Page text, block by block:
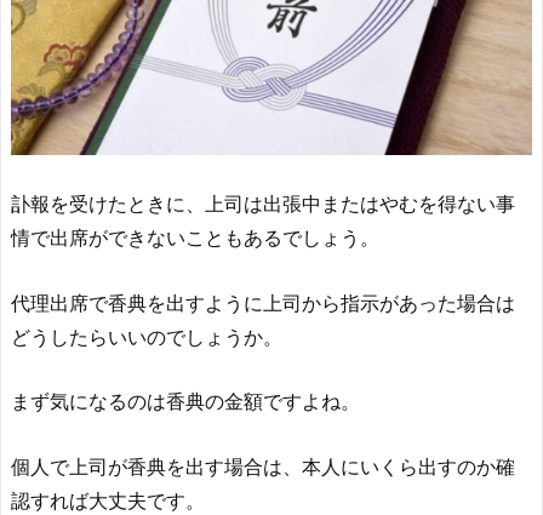
訃報を受けたときに、上司は出張中またはやむを得ない事
情で出席ができないこともあるでしょう。
代理出席で香典を出すように上司から指示があった場合は
どうしたらいいのでしょうか。
まず気になるのは香典の金額ですよね。
個人で上司が香典を出す場合は、本人にいくら出すのか確
認すれば大丈夫です。